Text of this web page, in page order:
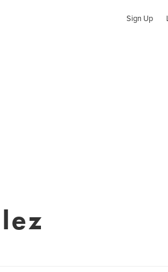
Sign Up